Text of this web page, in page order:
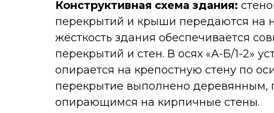
Конструктивная схема здания:
перекрытий и крыши передаются на
жёсткость здания обеспечивается
перекрытий и стен. В осях «А-Б/1-2»
опирается на крепостную стену по
перекрытие выполнено деревянным,
опирающимся на кирпичные стены.